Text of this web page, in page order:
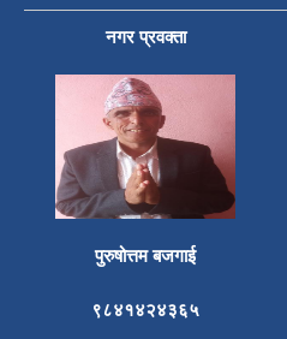
नगर प्रवक्ता
पुरुषोत्तम बजगाई
९८४१४२४३६५